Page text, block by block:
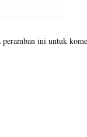
ini untuk